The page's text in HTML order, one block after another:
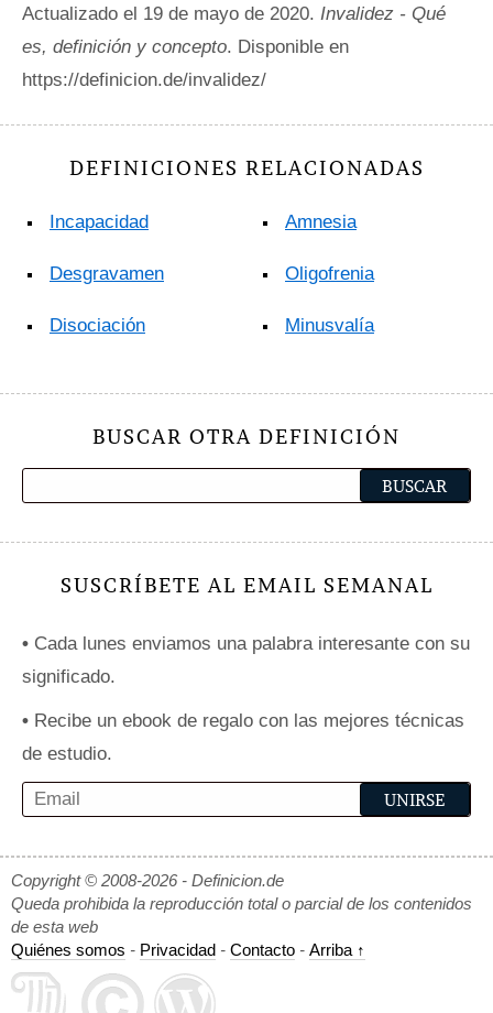
Actualizado el 19 de mayo de 2020. Invalidez - Qué
es, definición y concepto. Disponible en
https://definicion.de/invalidez/
DEFINICIONES RELACIONADAS
Incapacidad
Desgravamen
Disociación
Amnesia
Oligofrenia
Minusvalía
BUSCAR OTRA DEFINICIÓN
SUSCRÍBETE AL EMAIL SEMANAL
• Cada lunes enviamos una palabra interesante con su
significado.
• Recibe un ebook de regalo con las mejores técnicas
de estudio.
Copyright © 2008-2026 - Definicion.de
Queda prohibida la reproducción total o parcial de los contenidos
de esta web
Quiénes somos - Privacidad - Contacto - Arriba ↑